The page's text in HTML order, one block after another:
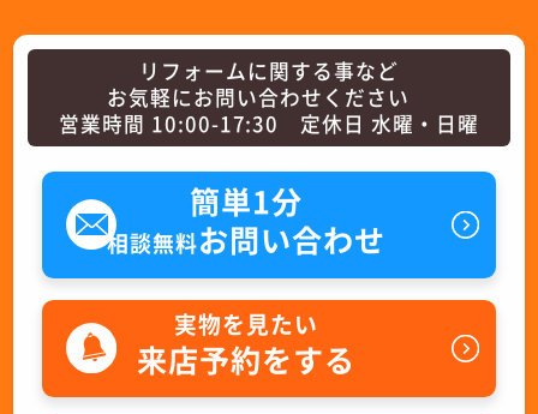
リフォームに関する事など
お気軽にお問い合わせください
営業時間 10:00-17:30 定休日 水曜・日曜
簡単1分
相談無料お問い合わせ
実物を見たい
来店予約をする